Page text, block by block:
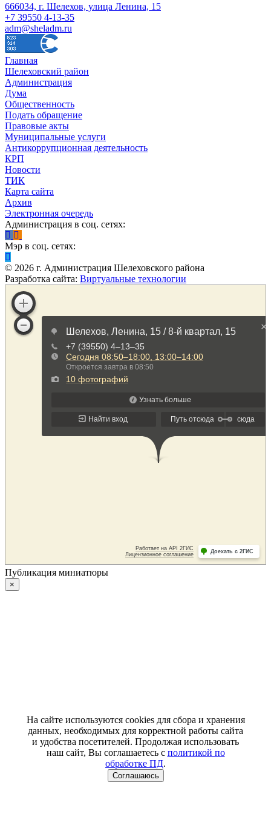
666034, г. Шелехов, улица Ленина, 15
+7 39550 4-13-35
adm@sheladm.ru
Главная
Шелеховский район
Администрация
Дума
Общественность
Подать обращение
Правовые акты
Муниципальные услуги
Антикоррупционная деятельность
КРП
Новости
ТИК
Карта сайта
Архив
Электронная очередь
Администрация в соц. сетях:
Мэр в соц. сетях:
© 2026 г. Администрация Шелеховского района
Разработка сайта: Виртуальные технологии
Публикация миниатюры
×
На сайте используются cookies для сбора и хранения
данных, необходимых для корректной работы сайта
и удобства посетителей. Продолжая использовать
наш сайт, Вы соглашаетесь с политикой по
обработке ПД.
Соглашаюсь